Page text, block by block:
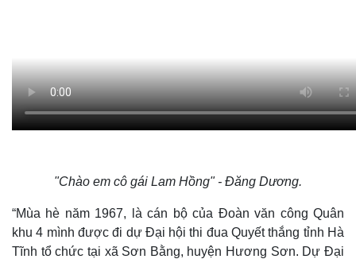
"Chào em cô gái Lam Hồng" - Đăng Dương.
“Mùa hè năm 1967, là cán bộ của Đoàn văn công Quân
khu 4 mình được đi dự Đại hội thi đua Quyết thắng tỉnh Hà
Tĩnh tổ chức tại xã Sơn Bằng, huyện Hương Sơn. Dự Đại